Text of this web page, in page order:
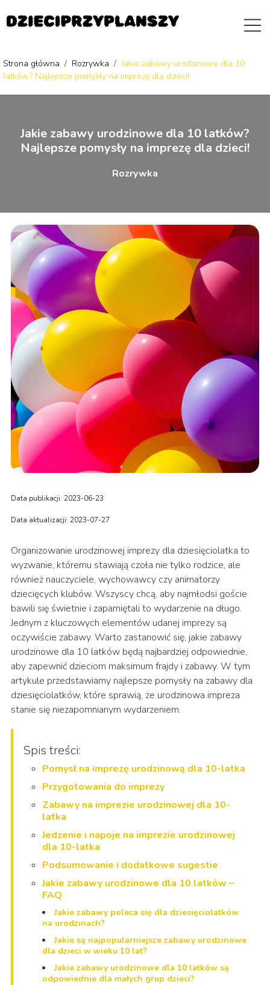
Strona główna / Rozrywka /Jakie zabawy urodzinowe dla 10
latków? Najlepsze pomysły na imprezę dla dzieci!
Jakie zabawy urodzinowe dla 10 latków?
Najlepsze pomysły na imprezę dla dzieci!
Rozrywka
Data publikacji: 2023-06-23
Data aktualizacji: 2023-07-27
Organizowanie urodzinowej imprezy dla dziesięciolatka to
wyzwanie, któremu stawiają czoła nie tylko rodzice, ale
również nauczyciele, wychowawcy czy animatorzy
dziecięcych klubów. Wszyscy chcą, aby najmłodsi goście
bawili się świetnie i zapamiętali to wydarzenie na długo.
Jednym z kluczowych elementów udanej imprezy są
oczywiście zabawy. Warto zastanowić się, jakie zabawy
urodzinowe dla 10 latków będą najbardziej odpowiednie,
aby zapewnić dzieciom maksimum frajdy i zabawy. W tym
artykule przedstawiamy najlepsze pomysły na zabawy dla
dziesięciolatków, które sprawią, że urodzinowa impreza
stanie się niezapomnianym wydarzeniem.
Spis treści:
Pomysł na imprezę urodzinową dla 10-latka
Przygotowania do imprezy
Zabawy na imprezie urodzinowej dla 10-
latka
Jedzenie i napoje na imprezie urodzinowej
dla 10-latka
Podsumowanie i dodatkowe sugestie
Jakie zabawy urodzinowe dla 10 latków –
FAQ
Jakie zabawy poleca się dla dziesięciolatków
na urodzinach?
Jakie są najpopularniejsze zabawy urodzinowe
dla dzieci w wieku 10 lat?
Jakie zabawy urodzinowe dla 10 latków są
odpowiednie dla małych grup dzieci?